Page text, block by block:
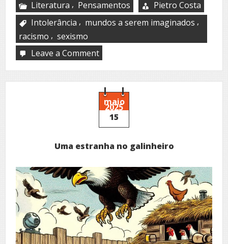
Literatura , Pensamentos
Pietro Costa
Intolerância , mundos a serem imaginados ,
racismo , sexismo
Leave a Commenton
logo
vivo
–
XXXIV
a
XXXVI
maio
2025
15
Uma estranha no galinheiro